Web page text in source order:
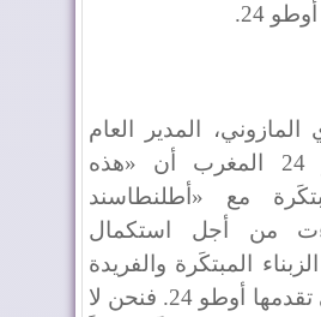
24.
المدير العام
لشركة أوطو 24 المغرب أن «هذه
مع «أطلنطاسند
من أجل استكمال
المبتكَرة والفريدة
من نوعها التي تقدمها أوطو 24. فنحن لا